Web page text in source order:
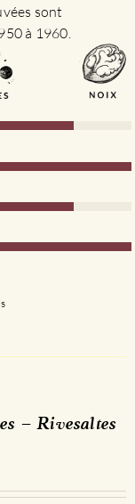
sont
à 1960.
– Rivesaltes